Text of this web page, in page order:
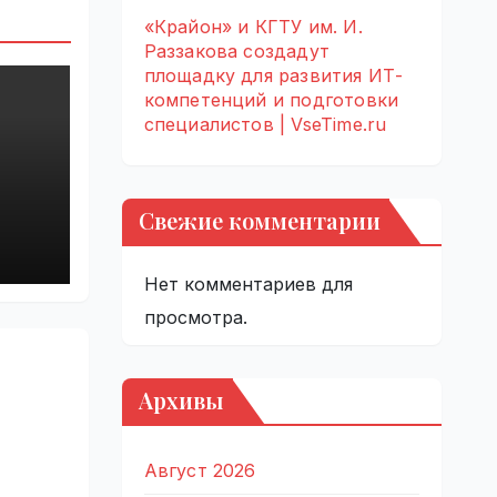
«Крайон» и КГТУ им. И.
Раззакова создадут
площадку для развития ИТ-
компетенций и подготовки
специалистов | VseTime.ru
Свежие комментарии
Нет комментариев для
просмотра.
Архивы
Август 2026